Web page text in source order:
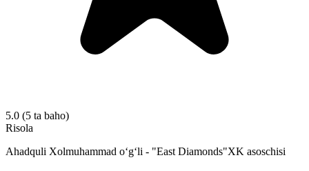
5.0 (5 ta baho)
Risola
Ahadquli Xolmuhammad o‘g‘li - "East Diamonds"XK asoschisi